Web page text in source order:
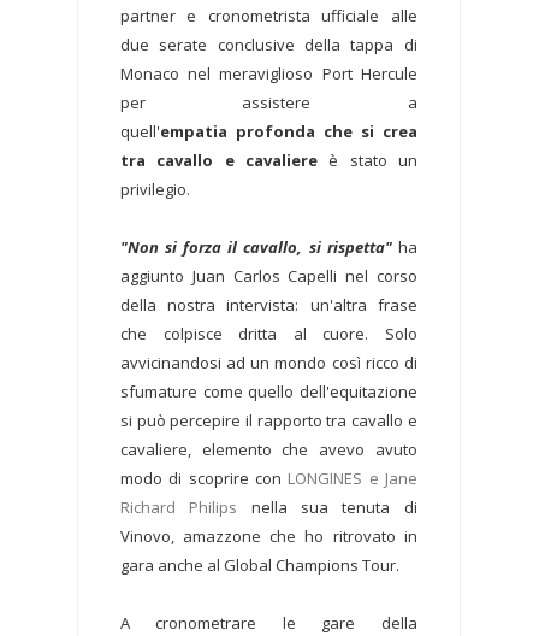
partner e cronometrista ufficiale alle
due serate conclusive della tappa di
Monaco nel meraviglioso Port Hercule
per assistere a
quell'empatia profonda che si crea
tra cavallo e cavaliereè stato un
privilegio.
"Non si forza il cavallo, si rispetta"ha
aggiunto Juan Carlos Capelli nel corso
della nostra intervista: un'altra frase
che colpisce dritta al cuore. Solo
avvicinandosi ad un mondo così ricco di
sfumature come quello dell'equitazione
si può percepire il rapporto tra cavallo e
cavaliere, elemento che avevo avuto
modo di scoprire con LONGINES e Jane
Richard Philips nella sua tenuta di
Vinovo, amazzone che ho ritrovato in
gara anche al Global Champions Tour.
A cronometrare le gare della